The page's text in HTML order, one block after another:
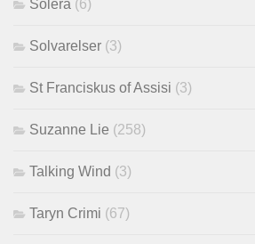
Solera (6)
Solvarelser (3)
St Franciskus of Assisi (3)
Suzanne Lie (258)
Talking Wind (3)
Taryn Crimi (67)